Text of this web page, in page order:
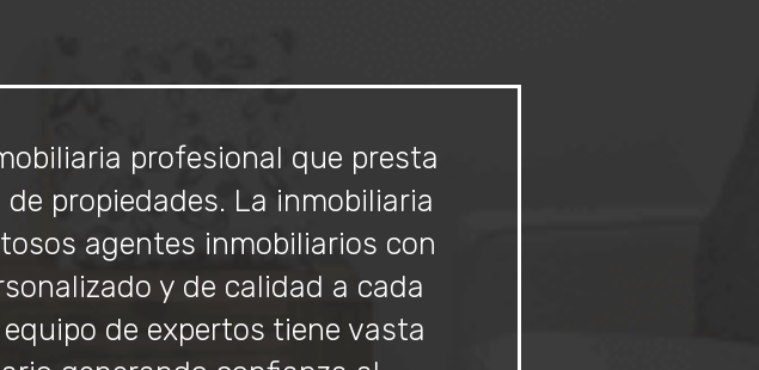
profesional que presta
propiedades. La inmobiliaria
agentes inmobiliarios con
y de calidad a cada
de expertos tiene vasta